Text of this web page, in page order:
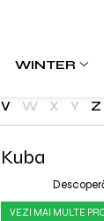
WINTER
V W X Y Z
Kuba
VEZI MAI MULTE